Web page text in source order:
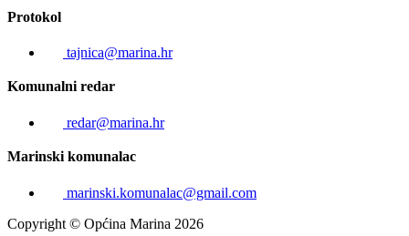
Protokol
tajnica@marina.hr
Komunalni redar
redar@marina.hr
Marinski komunalac
marinski.komunalac@gmail.com
Copyright © Općina Marina 2026